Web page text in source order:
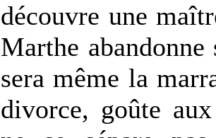
découvre une
Marthe
sera même la
divorce, goûte